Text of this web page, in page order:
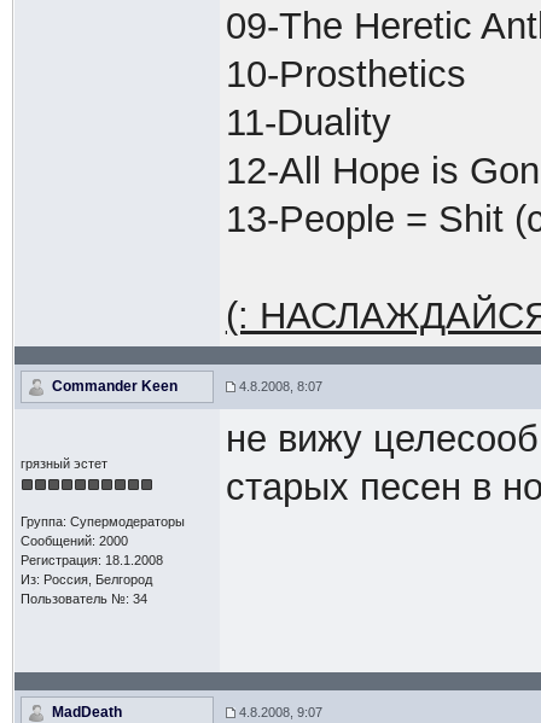
09-The Heretic
10-Prosthetics
11-Duality
12-All Hope is
13-People = Shit
(:
Commander Keen 4.8.2008, 8:07
грязный эстет
Группа: Супермодераторы
Сообщений: 2000
Регистрация: 18.1.2008
Из: Россия, Белгород
Пользователь №: 34
не вижу
старых песен в
MadDeath 4.8.2008, 9:07